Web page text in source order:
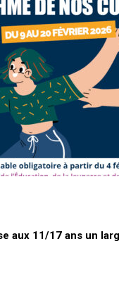
aux 11/17 ans un